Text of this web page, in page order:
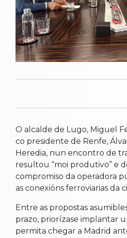
O alcalde de Lugo, Miguel
co presidente de Renfe,
Heredia, nun encontro de
resultou “moi produtivo” e
compromiso da operadora
as conexións ferroviarias da
Entre as propostas
prazo, priorízase implantar
permita chegar a Madrid